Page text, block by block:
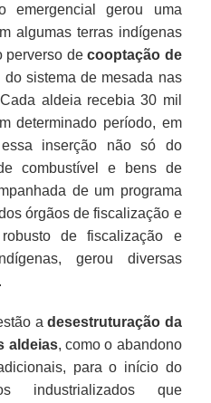
emergencial gerou uma
algumas terras indígenas
perverso decooptação de
sistema de mesada nas
aldeia recebia 30 mil
determinado período, em
inserção não só do
combustível e bens de
de um programa
órgãos de fiscalização e
de fiscalização e
gerou diversas
adesestruturação da
aldeias, como o abandono
para o início do
industrializados que